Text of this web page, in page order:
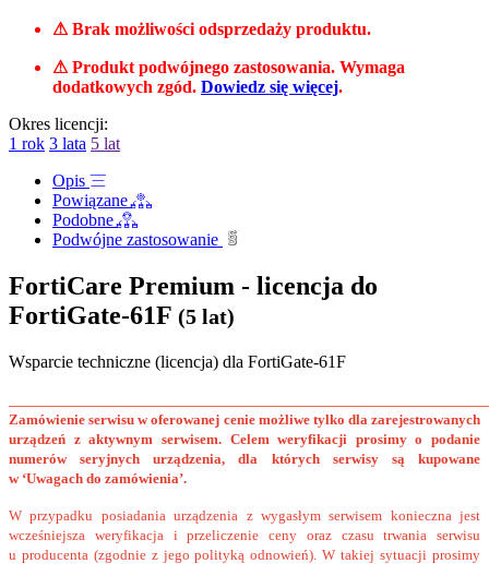
⚠ Brak możliwości odsprzedaży produktu.
⚠ Produkt podwójnego zastosowania. Wymaga
dodatkowych zgód. Dowiedz się więcej.
Okres licencji:
1 rok 3 lata 5 lat
Opis
Powiązane
Podobne
Podwójne zastosowanie
FortiCare Premium - licencja do
FortiGate-61F (5 lat)
Wsparcie techniczne (licencja) dla FortiGate-61F
Zamówienie serwisu w oferowanej cenie możliwe tylko dla zarejestrowanych
urządzeń z aktywnym serwisem. Celem weryfikacji prosimy o podanie
numerów seryjnych urządzenia, dla których serwisy są kupowane
w ‘Uwagach do zamówienia’.
W przypadku posiadania urządzenia z wygasłym serwisem konieczna jest
wcześniejsza weryfikacja i przeliczenie ceny oraz czasu trwania serwisu
u producenta (zgodnie z jego polityką odnowień). W takiej sytuacji prosimy